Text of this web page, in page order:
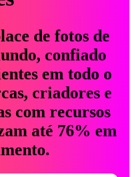
de fotos de
confiado
em todo o
criadores e
com recursos
até 76% em